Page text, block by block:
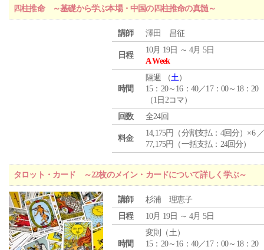
四柱推命 ～基礎から学ぶ本場・中国の四柱推命の真髄～
講師 澤田 昌征
日程
10月 19日 ～ 4月 5日
A Week
時間
隔週 （土）
15：20～16：40／17：00～18：20
（1日2コマ）
回数
全24回
料金
14,175円（分割支払：4回分）×6
77,175円（一括支払：24回分）
タロット・カード ～22枚のメイン・カードについて詳しく学ぶ～
講師
杉浦 理恵子
日程
10月 19日 ～ 4月 5日
時間
変則（土）
15：20～16：40／17：00～18：20